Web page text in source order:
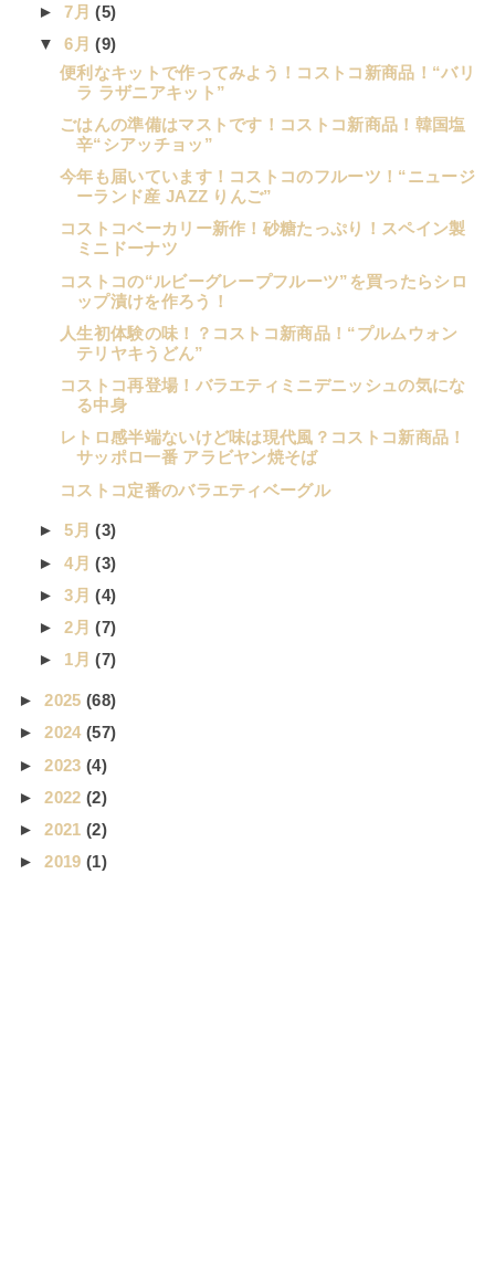
►7月(5)
▼6月(9)
便利なキットで作ってみよう！コストコ新商品！“バリ
ラ ラザニアキット”
ごはんの準備はマストです！コストコ新商品！韓国塩
辛“シアッチョッ”
今年も届いています！コストコのフルーツ！“ニュージ
ーランド産 JAZZ りんご”
コストコベーカリー新作！砂糖たっぷり！スペイン製
ミニドーナツ
コストコの“ルビーグレープフルーツ”を買ったらシロ
ップ漬けを作ろう！
人生初体験の味！？コストコ新商品！“プルムウォン
テリヤキうどん”
コストコ再登場！バラエティミニデニッシュの気にな
る中身
レトロ感半端ないけど味は現代風？コストコ新商品！
サッポロ一番 アラビヤン焼そば
コストコ定番のバラエティベーグル
►5月(3)
►4月(3)
►3月(4)
►2月(7)
► 1月(7)
►2025(68)
►2024(57)
►2023(4)
►2022(2)
►2021(2)
►2019(1)